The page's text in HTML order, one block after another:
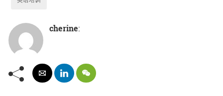
cherine: